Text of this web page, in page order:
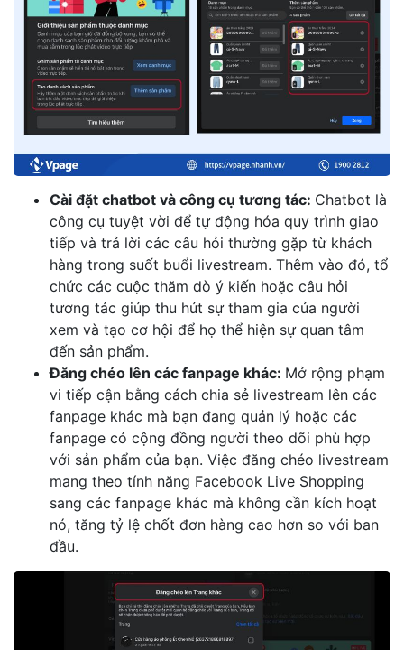
Cài đặt chatbot và công cụ tương tác: Chatbot là
công cụ tuyệt vời để tự động hóa quy trình giao
tiếp và trả lời các câu hỏi thường gặp từ khách
hàng trong suốt buổi livestream. Thêm vào đó, tổ
chức các cuộc thăm dò ý kiến hoặc câu hỏi
tương tác giúp thu hút sự tham gia của người
xem và tạo cơ hội để họ thể hiện sự quan tâm
đến sản phẩm.
Đăng chéo lên các fanpage khác: Mở rộng phạm
vi tiếp cận bằng cách chia sẻ livestream lên các
fanpage khác mà bạn đang quản lý hoặc các
fanpage có cộng đồng người theo dõi phù hợp
với sản phẩm của bạn. Việc đăng chéo livestream
mang theo tính năng Facebook Live Shopping
sang các fanpage khác mà không cần kích hoạt
nó, tăng tỷ lệ chốt đơn hàng cao hơn so với ban
đầu.